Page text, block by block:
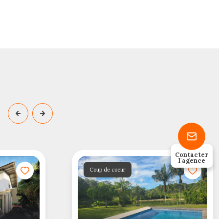
Coup de coeur
Contacter
l'agence